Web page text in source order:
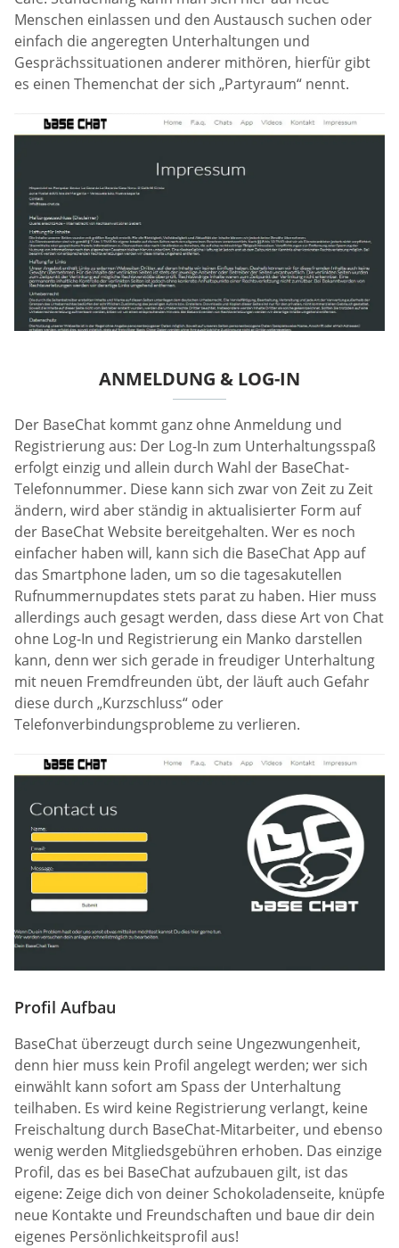
Menschen einlassen und den Austausch suchen oder
einfach die angeregten Unterhaltungen und
Gesprächssituationen anderer mithören, hierfür gibt
es einen Themenchat der sich „Partyraum“ nennt.
ANMELDUNG & LOG-IN
Der BaseChat kommt ganz ohne Anmeldung und
Registrierung aus: Der Log-In zum Unterhaltungsspaß
erfolgt einzig und allein durch Wahl der BaseChat-
Telefonnummer. Diese kann sich zwar von Zeit zu Zeit
ändern, wird aber ständig in aktualisierter Form auf
der BaseChat Website bereitgehalten. Wer es noch
einfacher haben will, kann sich die BaseChat App auf
das Smartphone laden, um so die tagesakutellen
Rufnummernupdates stets parat zu haben. Hier muss
allerdings auch gesagt werden, dass diese Art von Chat
ohne Log-In und Registrierung ein Manko darstellen
kann, denn wer sich gerade in freudiger Unterhaltung
mit neuen Fremdfreunden übt, der läuft auch Gefahr
diese durch „Kurzschluss“ oder
Telefonverbindungsprobleme zu verlieren.
Profil Aufbau
BaseChat überzeugt durch seine Ungezwungenheit,
denn hier muss kein Profil angelegt werden; wer sich
einwählt kann sofort am Spass der Unterhaltung
teilhaben. Es wird keine Registrierung verlangt, keine
Freischaltung durch BaseChat-Mitarbeiter, und ebenso
wenig werden Mitgliedsgebühren erhoben. Das einzige
Profil, das es bei BaseChat aufzubauen gilt, ist das
eigene: Zeige dich von deiner Schokoladenseite, knüpfe
neue Kontakte und Freundschaften und baue dir dein
eigenes Persönlichkeitsprofil aus!